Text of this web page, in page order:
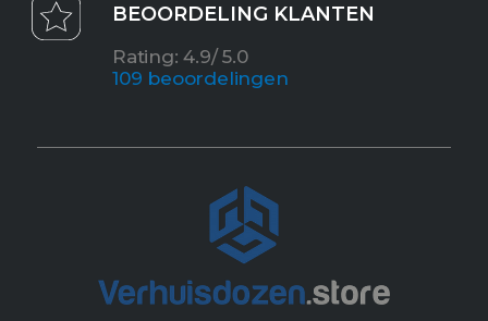
BEOORDELING KLANTEN
Rating: 4.9/ 5.0
109 beoordelingen